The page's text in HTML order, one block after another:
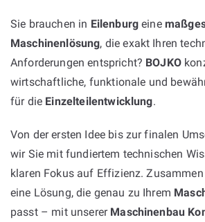
Sie brauchen in Eilenburg eine
Maschinenlösung, die exakt Ihren
Anforderungen entspricht? BOJKO
wirtschaftliche, funktionale und
für die Einzelteilentwicklung.
Von der ersten Idee bis zur finalen
wir Sie mit fundiertem technischen
klaren Fokus auf Effizienz.
eine Lösung, die genau zu Ihrem
passt – mit unserer Maschinenbau